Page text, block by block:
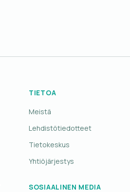
TIETOA
Meistä
Lehdistötiedotteet
Tietokeskus
Yhtiöjärjestys
SOSIAALINEN MEDIA